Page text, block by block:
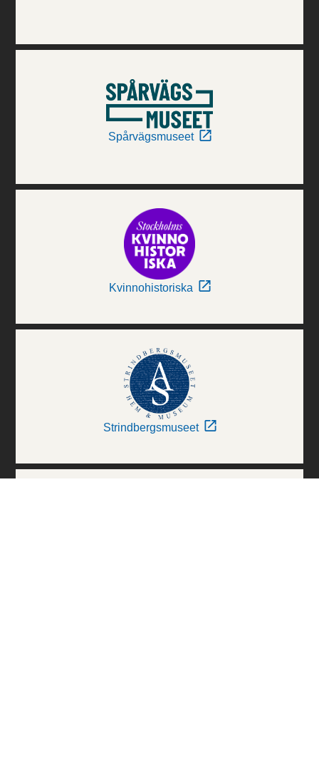
Spårvägsmuseet
Kvinnohistoriska
Strindbergsmuseet